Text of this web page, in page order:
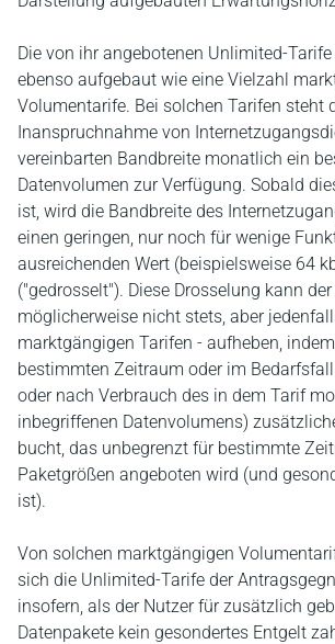
Die von ihr angebotenen Unlimited-
ebenso aufgebaut wie eine Vielzahl
Volumentarife. Bei solchen Tarifen steht
Inanspruchnahme von
vereinbarten Bandbreite monatlich ein
Datenvolumen zur Verfügung. Sobald
ist, wird die Bandbreite des
einen geringen, nur noch für wenige
ausreichenden Wert (beispielsweise 64
("gedrosselt"). Diese Drosselung kann
möglicherweise nicht stets, aber
marktgängigen Tarifen - aufheben,
bestimmten Zeitraum oder im
oder nach Verbrauch des in dem Tarif
inbegriffenen Datenvolumens)
bucht, das unbegrenzt für bestimmte
Paketgrößen angeboten wird (und
ist).
Von solchen marktgängigen
sich die Unlimited-Tarife der
insofern, als der Nutzer für zusätzlich
Datenpakete kein gesondertes Entgelt